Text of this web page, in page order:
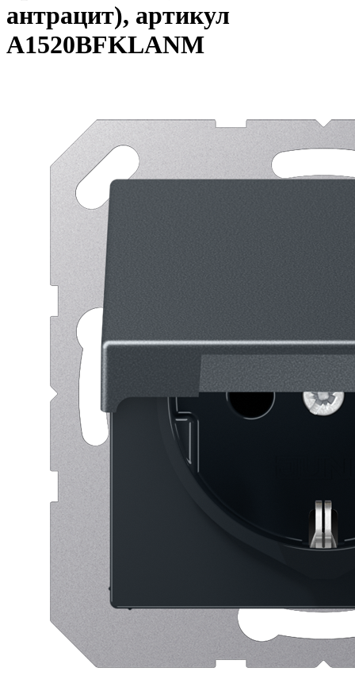
антрацит), артикул
A1520BFKLANM